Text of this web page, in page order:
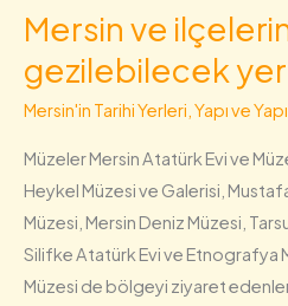
Mersin ve
gezilebilecek
Mersin'in Tarihi Yerleri, Yapı ve
Müzeler Mersin Atatürk Evi ve
Heykel Müzesi ve Galerisi,
Müzesi, Mersin Deniz Müzesi,
Silifke Atatürk Evi ve Etnografya
Müzesi de bölgeyi ziyaret
Mersin
ilçelerinde
diğer
gezilebilecek
yerler